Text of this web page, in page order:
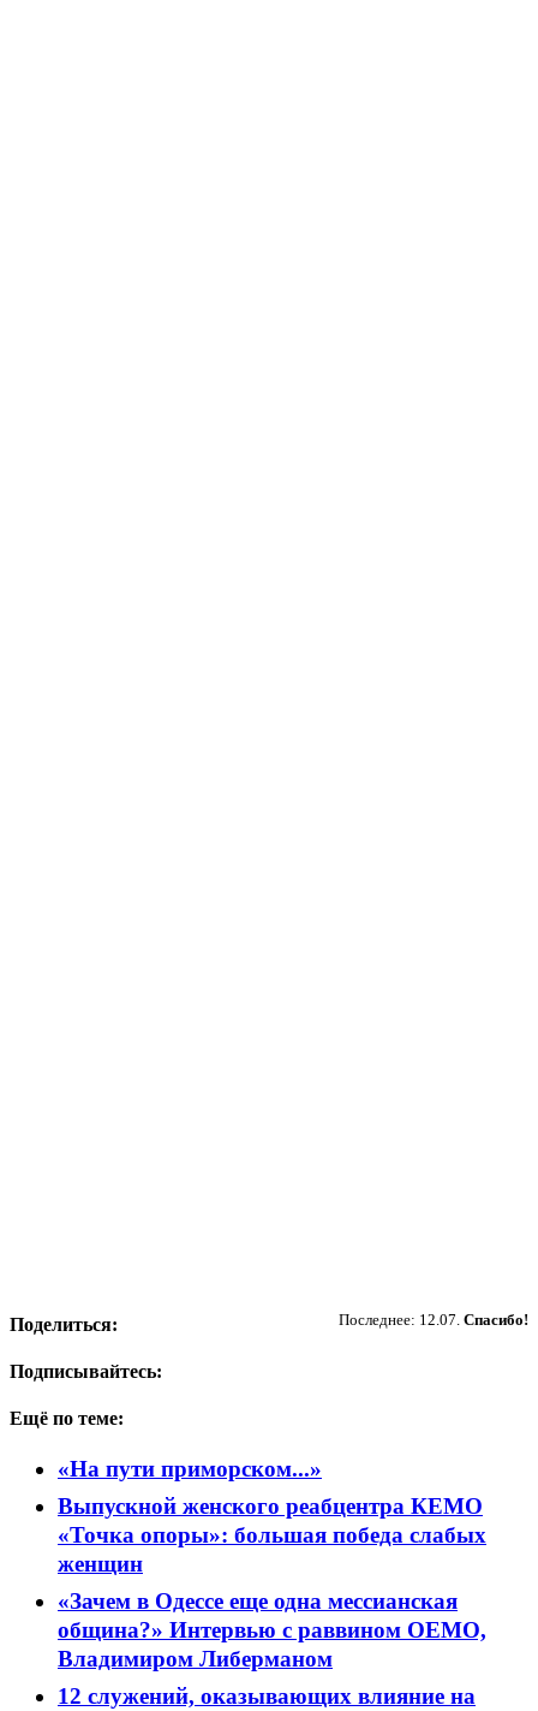
Последнее: 12.07. Спасибо!
Поделиться:
Подписывайтесь:
Ещё по теме:
«На пути приморском...»
Выпускной женского реабцентра КЕМО
«Точка опоры»: большая победа слабых
женщин
«Зачем в Одессе еще одна мессианская
община?» Интервью с раввином ОЕМО,
Владимиром Либерманом
12 служений, оказывающих влияние на